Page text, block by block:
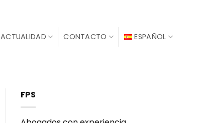
ACTUALIDAD CONTACTO ESPAÑOL
FPS